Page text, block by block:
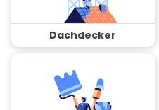
Dachdecker